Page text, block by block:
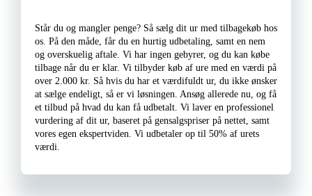
Står du og mangler penge? Så sælg dit ur med tilbagekøb hos
os. På den måde, får du en hurtig udbetaling, samt en nem
og overskuelig aftale. Vi har ingen gebyrer, og du kan købe
tilbage når du er klar. Vi tilbyder køb af ure med en værdi på
over 2.000 kr. Så hvis du har et værdifuldt ur, du ikke ønsker
at sælge endeligt, så er vi løsningen. Ansøg allerede nu, og få
et tilbud på hvad du kan få udbetalt. Vi laver en professionel
vurdering af dit ur, baseret på gensalgspriser på nettet, samt
vores egen ekspertviden. Vi udbetaler op til 50% af urets
værdi.